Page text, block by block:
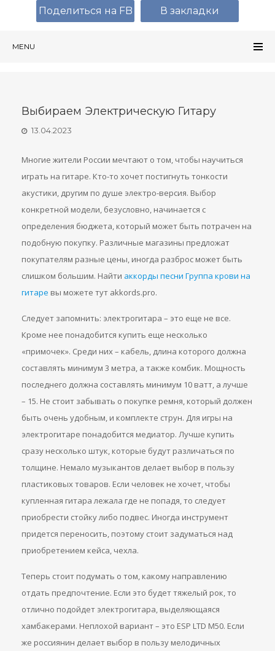
MENU
Выбираем Электрическую Гитару
13.04.2023
Многие жители России мечтают о том, чтобы научиться
играть на гитаре. Кто-то хочет постигнуть тонкости
акустики, другим по душе электро-версия. Выбор
конкретной модели, безусловно, начинается с
определения бюджета, который может быть потрачен на
подобную покупку. Различные магазины предложат
покупателям разные цены, иногда разброс может быть
слишком большим. Найти аккорды песни Группа крови на
гитаре вы можете тут akkords.pro.
Следует запомнить: электрогитара – это еще не все.
Кроме нее понадобится купить еще несколько
«примочек». Среди них – кабель, длина которого должна
составлять минимум 3 метра, а также комбик. Мощность
последнего должна составлять минимум 10 ватт, а лучше
– 15. Не стоит забывать о покупке ремня, который должен
быть очень удобным, и комплекте струн. Для игры на
электрогитаре понадобится медиатор. Лучше купить
сразу несколько штук, которые будут различаться по
толщине. Немало музыкантов делает выбор в пользу
пластиковых товаров. Если человек не хочет, чтобы
купленная гитара лежала где не попадя, то следует
приобрести стойку либо подвес. Иногда инструмент
придется переносить, поэтому стоит задуматься над
приобретением кейса, чехла.
Теперь стоит подумать о том, какому направлению
отдать предпочтение. Если это будет тяжелый рок, то
отлично подойдет электрогитара, выделяющаяся
хамбакерами. Неплохой вариант – это ESP LTD M50. Если
же россиянин делает выбор в пользу мелодичных
Поделиться на FB В закладки